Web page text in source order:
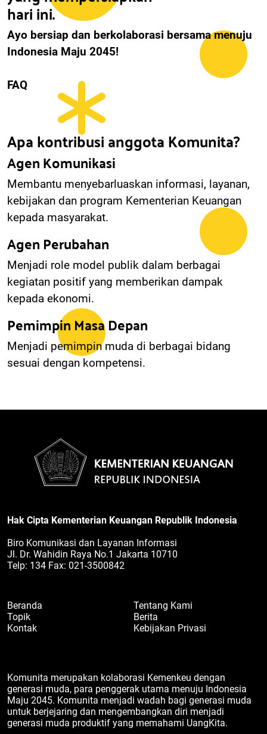
hari ini.
Ayo bersiap dan berkolaborasi bersama menuju
Indonesia Maju 2045!
FAQ
Apa kontribusi anggota Komunita?
Agen Komunikasi
Membantu menyebarluaskan informasi, layanan,
kebijakan dan program Kementerian Keuangan
kepada masyarakat.
Agen Perubahan
Menjadi role model publik dalam berbagai
kegiatan positif yang memberikan dampak
kepada ekonomi.
Pemimpin Masa Depan
Menjadi pemimpin muda di berbagai bidang
sesuai dengan kompetensi.
Hak Cipta Kementerian Keuangan Republik Indonesia
Biro Komunikasi dan Layanan Informasi
Jl. Dr. Wahidin Raya No.1 Jakarta 10710
Telp: 134 Fax: 021-3500842
Beranda
Tentang Kami
Topik
Berita
Kontak
Kebijakan Privasi
Komunita merupakan kolaborasi Kemenkeu dengan
generasi muda, para penggerak utama menuju Indonesia
Maju 2045. Komunita menjadi wadah bagi generasi muda
untuk berjejaring dan mengembangkan diri menjadi
generasi muda produktif yang memahami UangKita.